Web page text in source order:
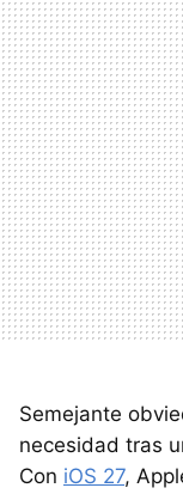
Semejante
necesidad tras
Con iOS 27,